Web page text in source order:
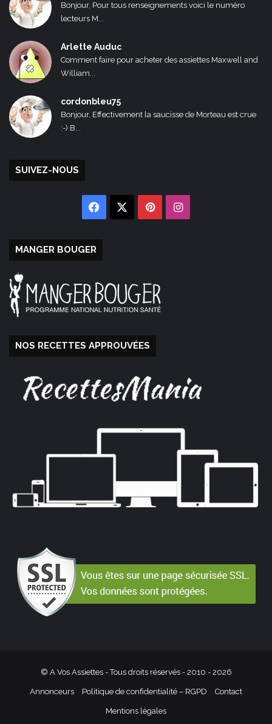
Bonjour, Pour tous renseignements voici le numéro
lecteurs M...
Arlette Auduc
Comment faire pour acheter des assiettes Maxwell and
William...
cordonbleu75
Bonjour, Effectivement la saucisse de Morteau est crue
:-) B...
SUIVEZ-NOUS
Facebook PinterestInstagram
MANGER BOUGER
NOS RECETTES APPROUVÉES
© A Vos Assiettes - Tous droits réservés - 2010 - 2026
Annonceurs Politique de confidentialité – RGPD Contact
Mentions légales